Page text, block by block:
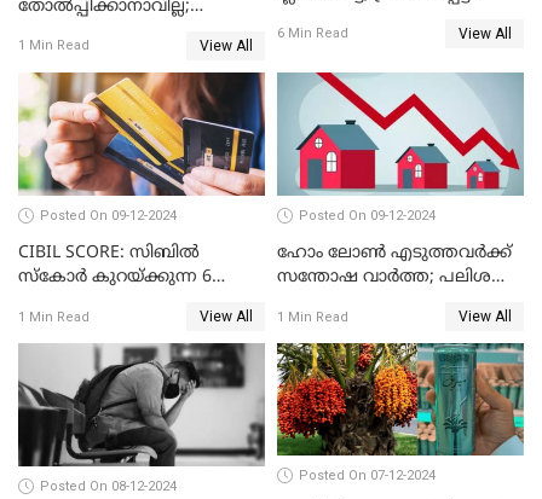
തോൽപ്പിക്കാനാവില്ല;
അമേരിക്കയേയും ഞെട്ടിച്ച്
ചൈനീസ് കാറുകൾ
1 Min Read View All
6 Min Read View All
Posted On 09-12-2024
CIBIL SCORE: സിബിൽ
സ്കോർ കുറയ്ക്കുന്ന 6
1 Min Read View All
Posted On 09-12-2024
ഹോം ലോൺ എടുത്തവർക്ക്
സന്തോഷ വാർത്ത; പലിശ
1 Min Read View All
Posted On 08-12-2024
Posted On 07-12-2024